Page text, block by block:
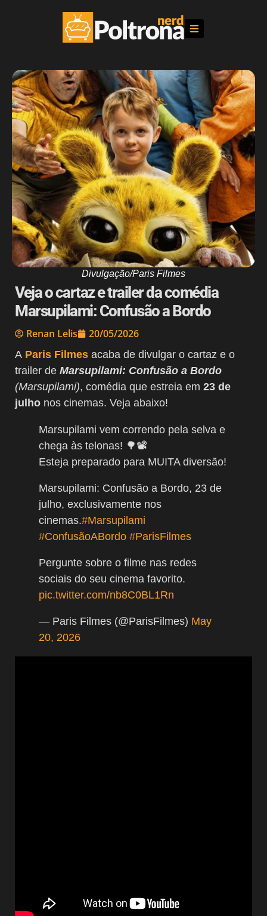
Divulgação/Paris Filmes
Veja o cartaz e trailer da comédia
Marsupilami: Confusão a Bordo
Renan Lelis 20/05/2026
A Paris Filmes acaba de divulgar o cartaz e o
trailer de Marsupilami: Confusão a Bordo
(Marsupilami), comédia que estreia em 23 de
julho nos cinemas. Veja abaixo!
Marsupilami vem correndo pela selva e
chega às telonas! 🌳📽️
Esteja preparado para MUITA diversão!
Marsupilami: Confusão a Bordo, 23 de
julho, exclusivamente nos
cinemas.#Marsupilami
#ConfusãoABordo #ParisFilmes
Pergunte sobre o filme nas redes
sociais do seu cinema favorito.
pic.twitter.com/nb8C0BL1Rn
— Paris Filmes (@ParisFilmes) May
20, 2026